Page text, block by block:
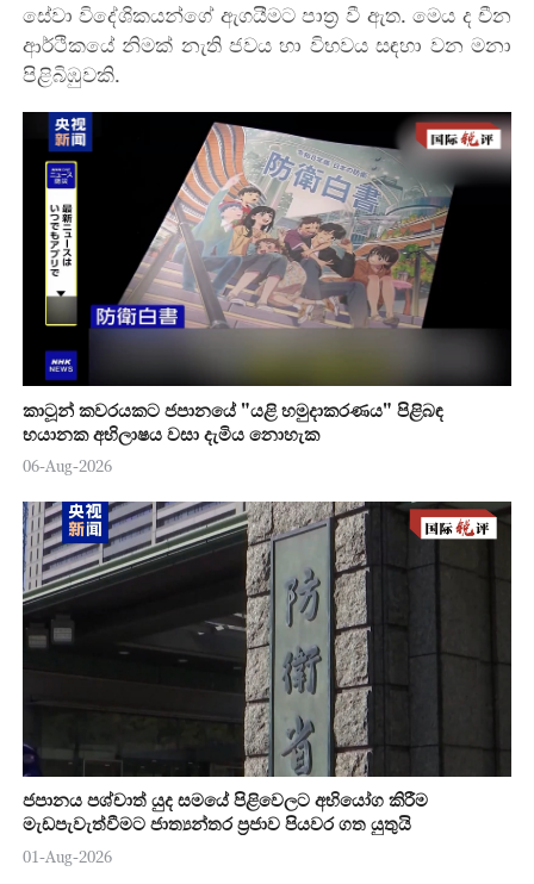
සේවා විදේශිකයන්ගේ ඇගයීමට පාත්‍ර වී ඇත. මෙය ද චීන
ආර්ථිකයේ නිමක් නැති ජවය හා විභවය සඳහා වන මනා
පිළිබිඹුවකි.
කාටූන් කවරයකට ජපානයේ "යළි හමුදාකරණය" පිළිබඳ
භයානක අභිලාෂය වසා දැමිය නොහැක
06-Aug-2026
ජපානය පශ්චාත් යුද සමයේ පිළිවෙලට අභියෝග කිරීම
මැඩපැවැත්වීමට ජාත්‍යන්තර ප්‍රජාව පියවර ගත යුතුයි
01-Aug-2026